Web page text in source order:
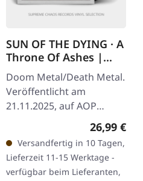
SUN OF THE DYING · A
Throne Of Ashes |
BLACK LP
Doom Metal/Death Metal.
Veröffentlicht am
21.11.2025, auf AOP
Records. Schwarzes Vinyl
mit Insert. Limitiert auf
300 Exemplare. Sun Of
The Dying…
Regulärer
26,99 €
Versandfertig in 10 Tagen,
Lieferzeit 11-15 Werktage -
verfügbar beim Lieferanten,